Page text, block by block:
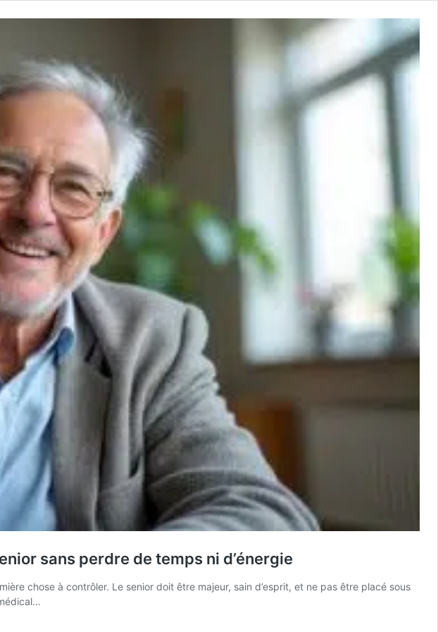
sans perdre de temps ni d’énergie
chose à contrôler. Le senior doit être majeur, sain d’esprit, et ne pas être placé sous